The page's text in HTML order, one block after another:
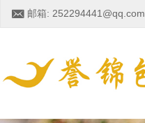
邮箱: 252294441@qq.com